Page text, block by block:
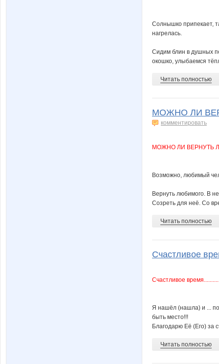
Солнышко припекает,
нагрелась.
Сидим блин в душных
окошко, улыбаемся
Читать полностью
МОЖНО ЛИ
комментировать
МОЖНО ЛИ ВЕРНУТЬ
Возможно, любимый
Вернуть любимого. В
Созреть для неё. Со
Читать полностью
Cчастливое
Cчастливое
Я нашёл (нашла) и ...
быть место!!!
Благодарю Её (Его) за
Читать полностью